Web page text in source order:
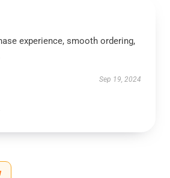
experience, smooth ordering,
Sep 19, 2024